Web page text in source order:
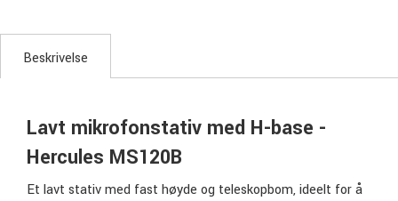
Beskrivelse
Lavt mikrofonstativ med H-base -
Hercules MS120B
Et lavt stativ med fast høyde og teleskopbom, ideelt for å